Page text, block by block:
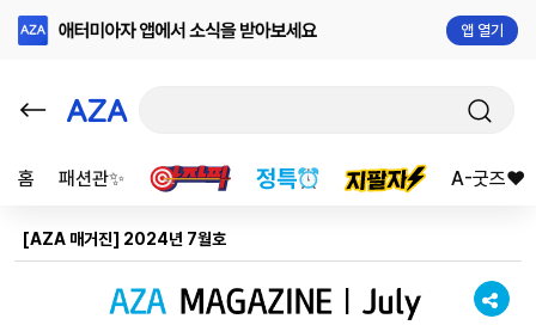
앱 열기
홈 패션관✨ A-굿즈❤️
[AZA 매거진] 2024년 7월호